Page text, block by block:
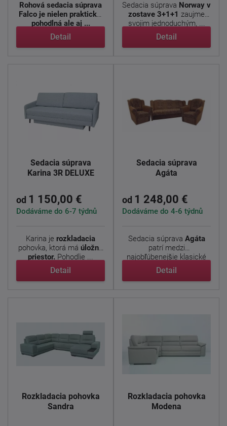
Rohová sedacia súprava
Falco je nielen praktická,
pohodlná ale aj ...
Detail
Sedacia súprava Norway v
zostave 3+1+1 zaujme
svojim jednoduchým, ...
Detail
Sedacia súprava
Karina 3R DELUXE
od 1 150,00 €
Dodáváme do 6-7 týdnů
Karina je rozkladacia
pohovka, ktorá má úložný
priestor. Pohodlie ...
Detail
Sedacia súprava
Agáta
od 1 248,00 €
Dodáváme do 4-6 týdnů
Sedacia súprava Agáta
patrí medzi
najobľúbenejšie klasické
modely v ...
Detail
Rozkladacia pohovka
Sandra
Rozkladacia pohovka
Modena